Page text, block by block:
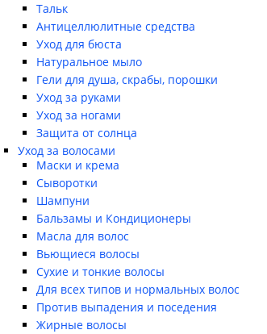
Тальк
Антицеллюлитные средства
Уход для бюста
Натуральное мыло
Гели для душа, скрабы, порошки
Уход за руками
Уход за ногами
Защита от солнца
Уход за волосами
Маски и крема
Сыворотки
Шампуни
Бальзамы и Кондиционеры
Масла для волос
Вьющиеся волосы
Сухие и тонкие волосы
Для всех типов и нормальных волос
Против выпадения и поседения
Жирные волосы